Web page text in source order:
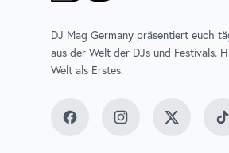
DJ Mag Germany präsentiert euch
aus der Welt der DJs und Festivals.
Welt als Erstes.
FacebookInstagramTwitter